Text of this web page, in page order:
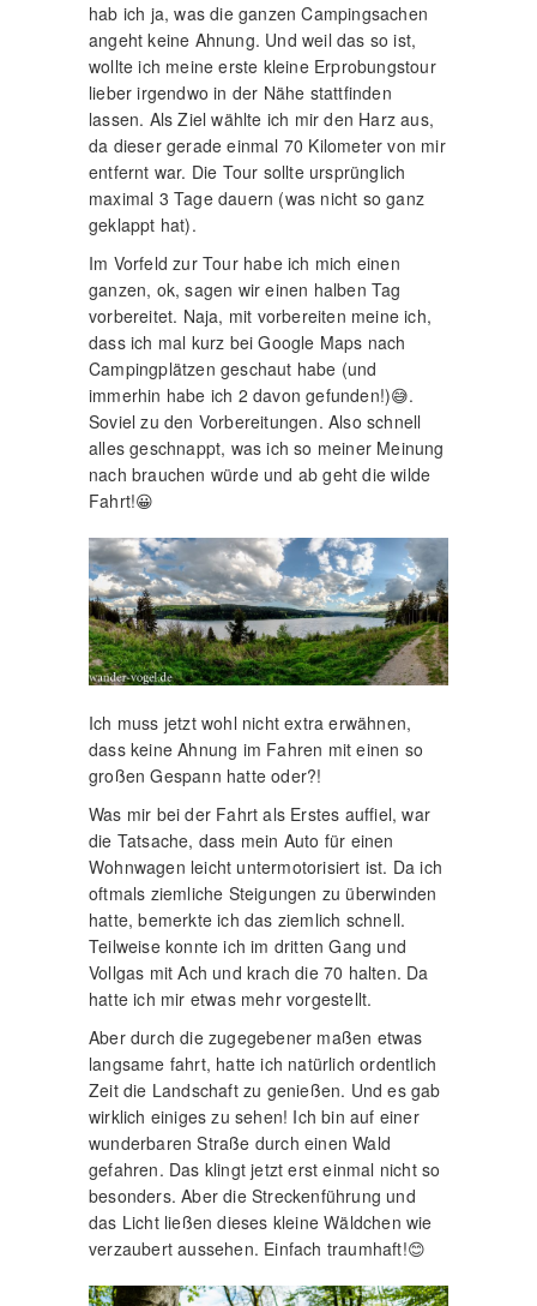
hab ich ja, was die ganzen Campingsachen
angeht keine Ahnung. Und weil das so ist,
wollte ich meine erste kleine Erprobungstour
lieber irgendwo in der Nähe stattfinden
lassen. Als Ziel wählte ich mir den Harz aus,
da dieser gerade einmal 70 Kilometer von mir
entfernt war. Die Tour sollte ursprünglich
maximal 3 Tage dauern (was nicht so ganz
geklappt hat).
Im Vorfeld zur Tour habe ich mich einen
ganzen, ok, sagen wir einen halben Tag
vorbereitet. Naja, mit vorbereiten meine ich,
dass ich mal kurz bei Google Maps nach
Campingplätzen geschaut habe (und
immerhin habe ich 2 davon gefunden!)😅.
Soviel zu den Vorbereitungen. Also schnell
alles geschnappt, was ich so meiner Meinung
nach brauchen würde und ab geht die wilde
Fahrt!😀
Ich muss jetzt wohl nicht extra erwähnen,
dass keine Ahnung im Fahren mit einen so
großen Gespann hatte oder?!
Was mir bei der Fahrt als Erstes auffiel, war
die Tatsache, dass mein Auto für einen
Wohnwagen leicht untermotorisiert ist. Da ich
oftmals ziemliche Steigungen zu überwinden
hatte, bemerkte ich das ziemlich schnell.
Teilweise konnte ich im dritten Gang und
Vollgas mit Ach und krach die 70 halten. Da
hatte ich mir etwas mehr vorgestellt.
Aber durch die zugegebener maßen etwas
langsame fahrt, hatte ich natürlich ordentlich
Zeit die Landschaft zu genießen. Und es gab
wirklich einiges zu sehen! Ich bin auf einer
wunderbaren Straße durch einen Wald
gefahren. Das klingt jetzt erst einmal nicht so
besonders. Aber die Streckenführung und
das Licht ließen dieses kleine Wäldchen wie
verzaubert aussehen. Einfach traumhaft!😊